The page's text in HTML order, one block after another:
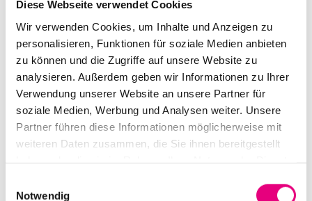
Diese Webseite verwendet Cookies
Wir verwenden Cookies, um Inhalte und Anzeigen zu
personalisieren, Funktionen für soziale Medien anbieten
zu können und die Zugriffe auf unsere Website zu
analysieren. Außerdem geben wir Informationen zu Ihrer
Verwendung unserer Website an unsere Partner für
soziale Medien, Werbung und Analysen weiter. Unsere
Partner führen diese Informationen möglicherweise mit
weiteren Daten zusammen, die Sie ihnen bereitgestellt
Notwendig
Çağlayan Çetin: vc
VVK Preis:12€
Abendkasse:15€
Nationalität:Deutschland / Türkei